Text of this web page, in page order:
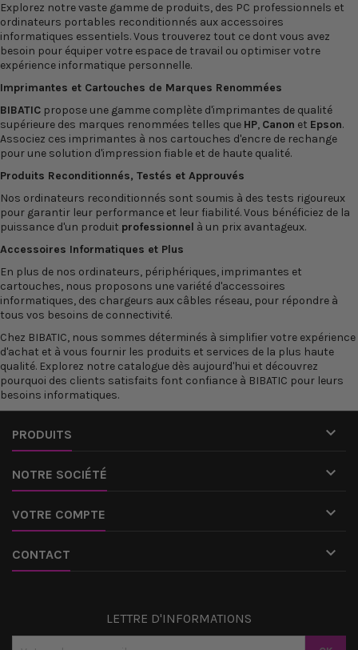
Explorez notre vaste gamme de produits, des PC professionnels et
ordinateurs portables reconditionnés aux accessoires
informatiques essentiels. Vous trouverez tout ce dont vous avez
besoin pour équiper votre espace de travail ou optimiser votre
expérience informatique personnelle.
Imprimantes et Cartouches de Marques Renommées
BIBATIC propose une gamme complète d'imprimantes de qualité
supérieure des marques renommées telles que HP, Canon et Epson.
Associez ces imprimantes à nos cartouches d'encre de rechange
pour une solution d'impression fiable et de haute qualité.
Produits Reconditionnés, Testés et Approuvés
Nos ordinateurs reconditionnés sont soumis à des tests rigoureux
pour garantir leur performance et leur fiabilité. Vous bénéficiez de la
puissance d'un produit professionnel à un prix avantageux.
Accessoires Informatiques et Plus
En plus de nos ordinateurs, périphériques, imprimantes et
cartouches, nous proposons une variété d'accessoires
informatiques, des chargeurs aux câbles réseau, pour répondre à
tous vos besoins de connectivité.
Chez BIBATIC, nous sommes déterminés à simplifier votre expérience
d'achat et à vous fournir les produits et services de la plus haute
qualité. Explorez notre catalogue dès aujourd'hui et découvrez
pourquoi des clients satisfaits font confiance à BIBATIC pour leurs
besoins informatiques.
PRODUITS 
NOTRE SOCIÉTÉ 
VOTRE COMPTE 
CONTACT 
LETTRE D'INFORMATIONS